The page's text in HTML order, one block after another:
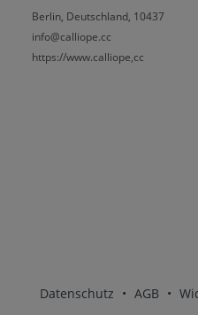
Berlin, Deutschland, 10437
info@calliope.cc
https://www.calliope,cc
Datenschutz • AGB •